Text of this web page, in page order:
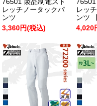
レッチノータックパ
ンツ
3,360円(税込)
レッ
ンツ
4,020